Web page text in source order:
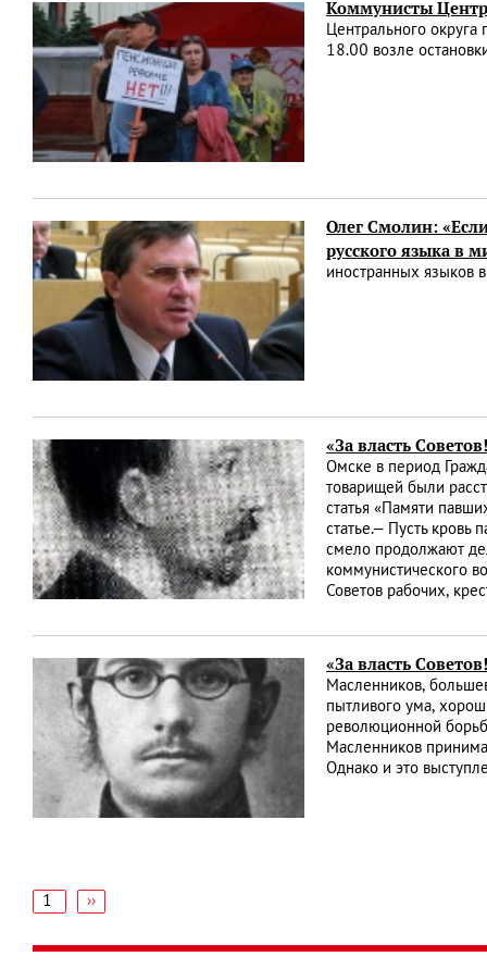
Коммунисты
Центрального
18.00 возле
Олег Смолин:
русского языка в
иностранных языков
«За власть
Омске в период
товарищей были
статья «Памяти
статье.— Пусть
смело продолжают
коммунистического
Советов рабочих,
«За власть
Масленников,
пытливого ума,
революционной
Масленников
Однако и это
страниц
1
Следующая
››